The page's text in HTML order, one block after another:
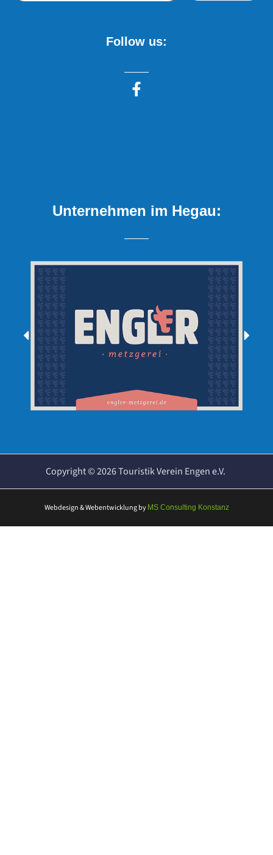
Follow us:
Unternehmen im Hegau:
Copyright ©2026Touristik Verein Engen e.V.
Webdesign & Webentwicklungby MS Consulting Konstanz